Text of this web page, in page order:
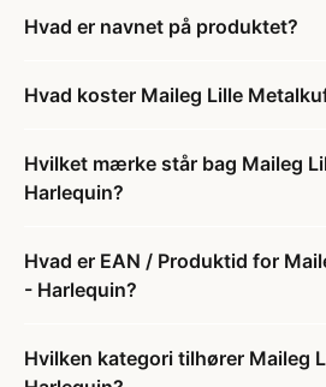
Hvad er navnet på produktet?
Hvad koster Maileg Lille
Hvilket mærke står bag Maileg
Harlequin?
Hvad er EAN / Produktid for
- Harlequin?
Hvilken kategori tilhører Maileg